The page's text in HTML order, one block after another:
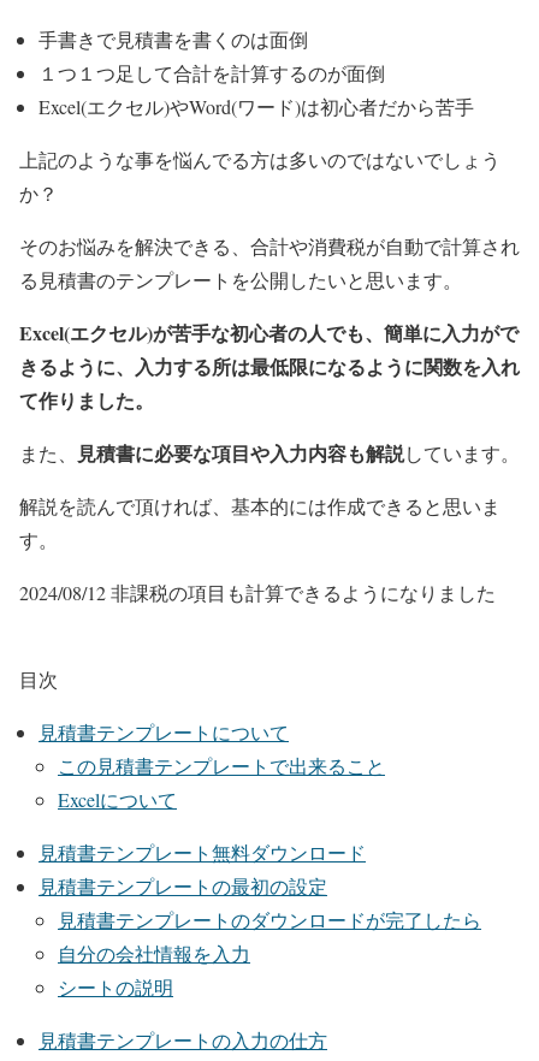
手書きで見積書を書くのは面倒
１つ１つ足して合計を計算するのが面倒
Excel(エクセル)やWord(ワード)は初心者だから苦手
上記のような事を悩んでる方は多いのではないでしょう
か？
そのお悩みを解決できる、合計や消費税が自動で計算され
る見積書のテンプレートを公開したいと思います。
Excel(エクセル)が苦手な初心者の人でも、簡単に入力がで
きるように、入力する所は最低限になるように関数を入れ
て作りました。
また、 見積書に必要な項目や入力内容も解説しています。
解説を読んで頂ければ、基本的には作成できると思いま
す。
2024/08/12 非課税の項目も計算できるようになりました
目次
見積書テンプレートについて
この見積書テンプレートで出来ること
Excelについて
見積書テンプレート無料ダウンロード
見積書テンプレートの最初の設定
見積書テンプレートのダウンロードが完了したら
自分の会社情報を入力
シートの説明
見積書テンプレートの入力の仕方